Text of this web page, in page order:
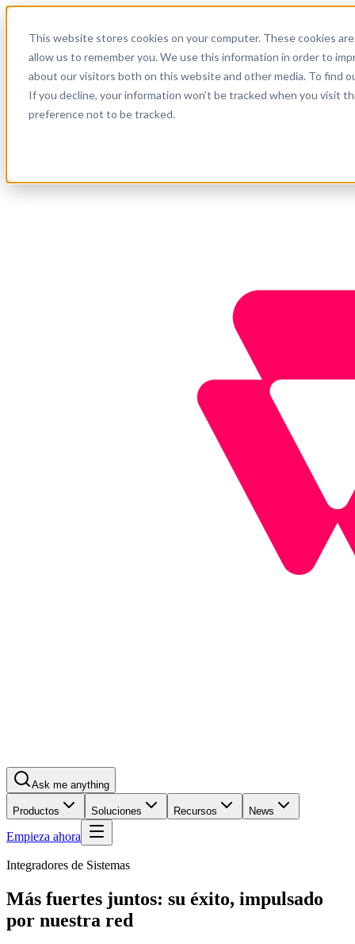
This website stores cookies on your computer. These cookies
allow us to remember you. We use this information in order to
about our visitors both on this website and other media. To find
If you decline, your information won’t be tracked when you visit
preference not to be tracked.
Soporte
Empresa
Empieza ahora
Ask me anything
Productos Soluciones Recursos News
Empieza ahora
Integradores de Sistemas
Más fuertes juntos: su éxito, impulsado
por nuestra red